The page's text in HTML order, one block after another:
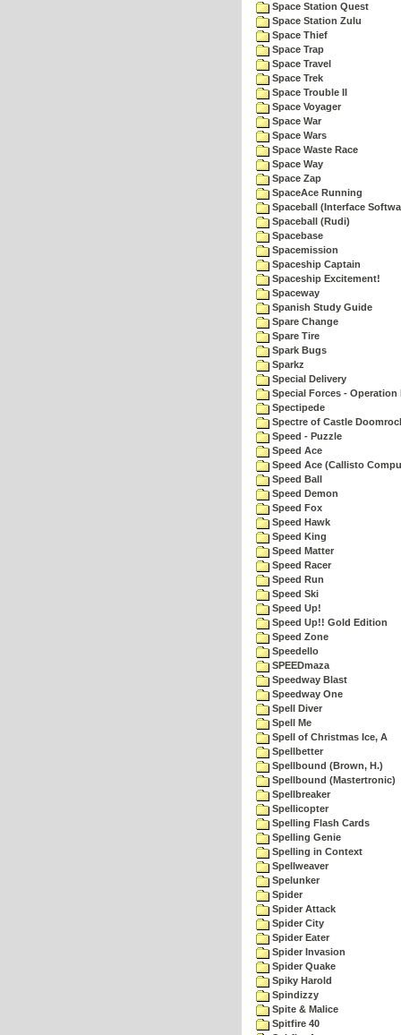
Space Station Quest
Space Station Zulu
Space Thief
Space Trap
Space Travel
Space Trek
Space Trouble II
Space Voyager
Space War
Space Wars
Space Waste Race
Space Way
Space Zap
SpaceAce Running
Spaceball (Interface
Spaceball (Rudi)
Spacebase
Spacemission
Spaceship Captain
Spaceship Excitement!
Spaceway
Spanish Study Guide
Spare Change
Spare Tire
Spark Bugs
Sparkz
Special Delivery
Special Forces - Operation
Spectipede
Spectre of Castle
Speed - Puzzle
Speed Ace
Speed Ace (Callisto
Speed Ball
Speed Demon
Speed Fox
Speed Hawk
Speed King
Speed Matter
Speed Racer
Speed Run
Speed Ski
Speed Up!
Speed Up!! Gold Edition
Speed Zone
Speedello
SPEEDmaza
Speedway Blast
Speedway One
Spell Diver
Spell Me
Spell of Christmas Ice, A
Spellbetter
Spellbound (Brown, H.)
Spellbound (Mastertronic)
Spellbreaker
Spellicopter
Spelling Flash Cards
Spelling Genie
Spelling in Context
Spellweaver
Spelunker
Spider
Spider Attack
Spider City
Spider Eater
Spider Invasion
Spider Quake
Spiky Harold
Spindizzy
Spite & Malice
Spitfire 40